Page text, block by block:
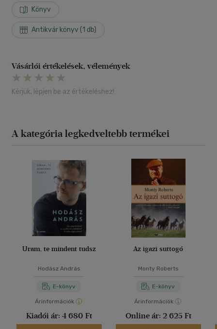
Könyv
Antikvár könyv (1 db)
Vásárlói értékelések, vélemények
Kérjük, lépjen be az értékeléshez!
A kategória legkedveltebb termékei
Uram, te mindent tudsz
Hodász András
E-könyv
Árinformációk
Kiadói ár: 4 680 Ft
Az igazi suttogó
Monty Roberts
E-könyv
Árinformációk
Online ár: 2 625 Ft